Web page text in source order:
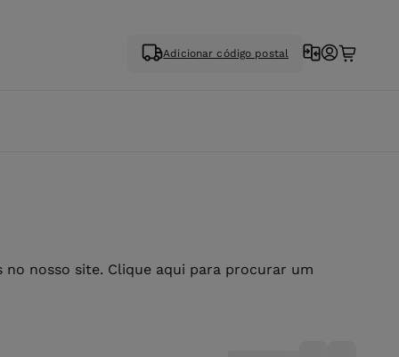
Adicionar código postal
nosso site. Clique aqui para procurar um